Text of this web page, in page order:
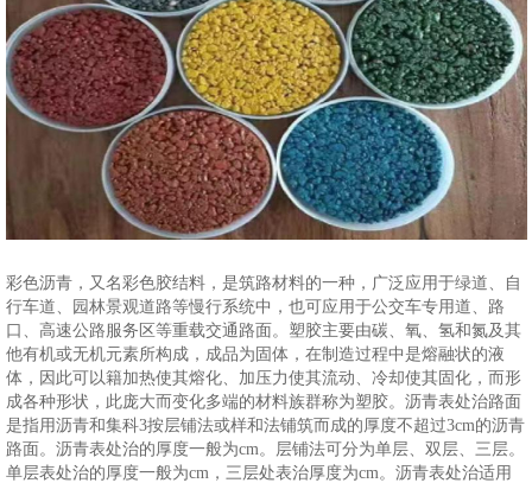
彩色沥青，又名彩色胶结料，是筑路材料的一种，广泛应用于绿道、自
行车道、园林景观道路等慢行系统中，也可应用于公交车专用道、路
口、高速公路服务区等重载交通路面。塑胶主要由碳、氧、氢和氮及其
他有机或无机元素所构成，成品为固体，在制造过程中是熔融状的液
体，因此可以籍加热使其熔化、加压力使其流动、冷却使其固化，而形
成各种形状，此庞大而变化多端的材料族群称为塑胶。沥青表处治路面
是指用沥青和集科3按层铺法或样和法铺筑而成的厚度不超过3cm的沥青
路面。沥青表处治的厚度一般为cm。层铺法可分为单层、双层、三层。
单层表处治的厚度一般为cm，三层处表治厚度为cm。沥青表处治适用